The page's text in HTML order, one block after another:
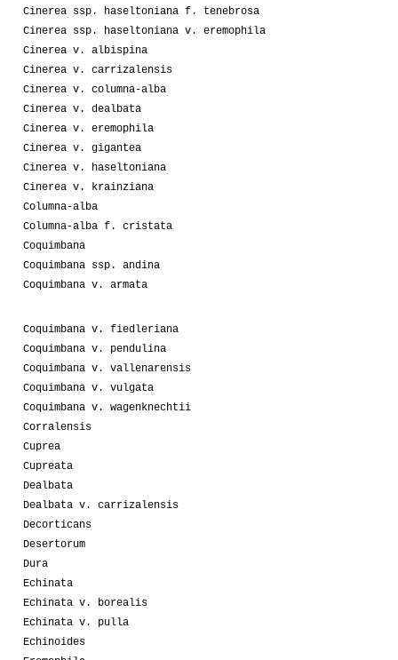
Cinerea ssp. haseltoniana f. tenebrosa
Cinerea ssp. haseltoniana v. eremophila
Cinerea v. albispina
Cinerea v. carrizalensis
Cinerea v. columna-alba
Cinerea v. dealbata
Cinerea v. eremophila
Cinerea v. gigantea
Cinerea v. haseltoniana
Cinerea v. krainziana
Columna-alba
Columna-alba f. cristata
Coquimbana
Coquimbana ssp. andina
Coquimbana v. armata
Coquimbana v. fiedleriana
Coquimbana v. pendulina
Coquimbana v. vallenarensis
Coquimbana v. vulgata
Coquimbana v. wagenknechtii
Corralensis
Cuprea
Cupreata
Dealbata
Dealbata v. carrizalensis
Decorticans
Desertorum
Dura
Echinata
Echinata v. borealis
Echinata v. pulla
Echinoides